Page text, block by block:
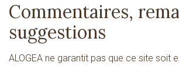
Commentaires,
suggestions
ALOGEA ne garantit pas que ce site soit